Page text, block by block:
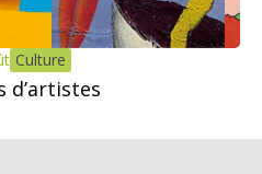
Culture
d’artistes